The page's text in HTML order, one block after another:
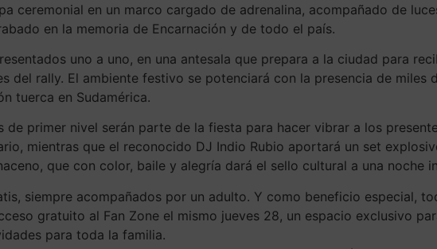
ceremonial en un marco cargado de adrenalina, acompañado de
en la memoria de Encarnación y de todo el país.
uno a uno, en una antesala que prepara a la ciudad para
del rally. El ambiente festivo se potenciará con la presencia de miles
tuerca en Sudamérica.
primer nivel serán parte de la fiesta para hacer vibrar a los
mientras que el reconocido DJ Indio Rubio aportará un set
que con color, baile y alegría dará el sello cultural a una noche
siempre acompañados por un adulto. Y como beneficio especial,
gratuito al Fan Zone el mismo jueves 28, un espacio exclusivo
para toda la familia.